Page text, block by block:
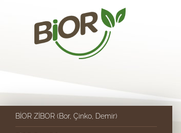
BİOR ZİBOR (Bor, Çinko, Demir)